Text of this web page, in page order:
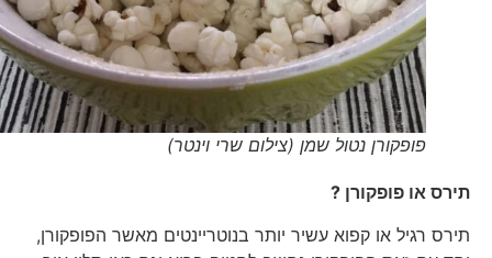
פופקורן נטול שמן (צילום שרי וינטר)
תירס או פופקורן ?
תירס רגיל או קפוא עשיר יותר בנוטריינטים מאשר הפופקורן,